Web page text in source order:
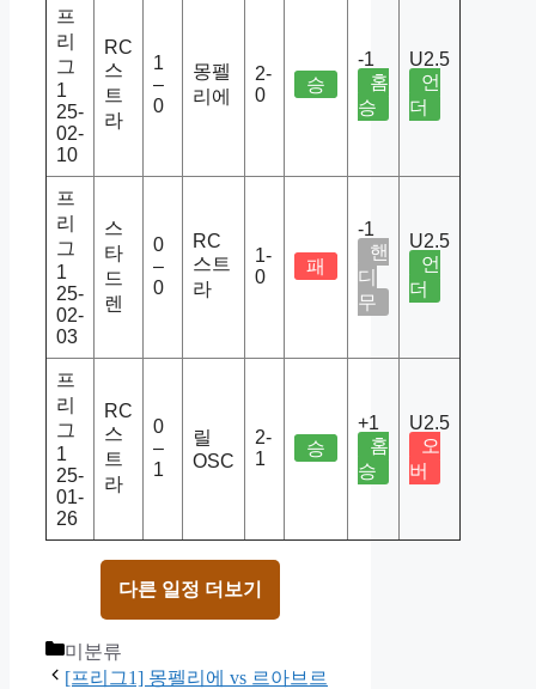
프
리
그
1
25-
02-
10
RC
스
트
라
1
–
0
몽펠
리에
2-
0
승
-1
홈
승
U2.5
언
더
프
리
그
1
25-
02-
03
스
타
드
렌
0
–
0
RC
스트
라
1-
0
패
-1
핸
디
무
U2.5
언
더
프
리
그
1
25-
01-
26
RC
스
트
라
0
–
1
릴
OSC
2-
1
승
+1
홈
승
U2.5
오
버
다른 일정 더보기
Categories
미분류
[프리그1] 몽펠리에 vs 르아브르